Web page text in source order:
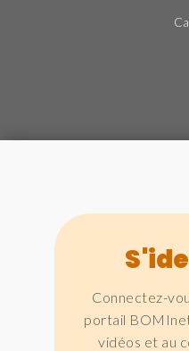
Connectez-
portail
vidéos et au